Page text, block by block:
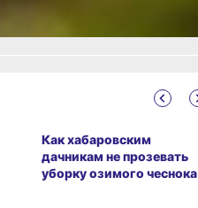
Как хабаровским
дачникам не прозевать
уборку озимого чеснока